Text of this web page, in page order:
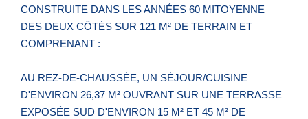
CONSTRUITE DANS LES ANNÉES 60 MITOYENNE
DES DEUX CÔTÉS SUR 121 M² DE TERRAIN ET
COMPRENANT :
AU REZ-DE-CHAUSSÉE, UN SÉJOUR/CUISINE
D'ENVIRON 26,37 M² OUVRANT SUR UNE TERRASSE
EXPOSÉE SUD D'ENVIRON 15 M² ET 45 M² DE